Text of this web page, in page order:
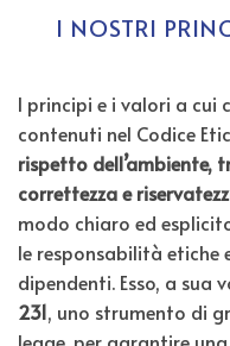
I NOSTRI
I principi e i valori a cui
contenuti nel Codice
rispetto dell’ambiente,
correttezza e
modo chiaro ed
le responsabilità etiche
dipendenti. Esso, a sua
231, uno strumento di
legge, per garantire